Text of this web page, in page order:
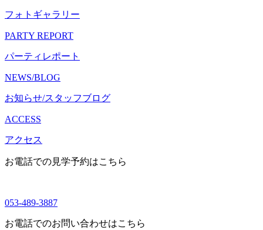
フォトギャラリー
PARTY REPORT
パーティレポート
NEWS/BLOG
お知らせ/スタッフブログ
ACCESS
アクセス
お電話での見学予約はこちら
053-489-3887
お電話でのお問い合わせはこちら